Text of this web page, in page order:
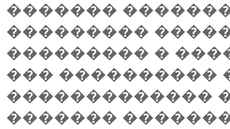
�������
���������
��������� �
��� ����������
�������������
�������